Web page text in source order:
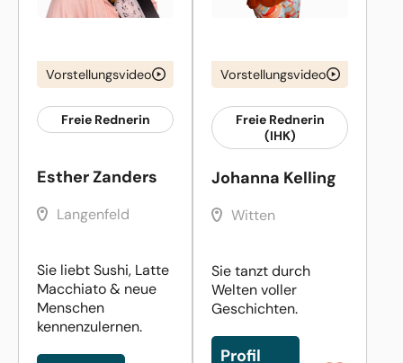
Vorstellungsvideo
Freie Rednerin
Esther Zanders
Langenfeld
Sie liebt Sushi, Latte
Macchiato & neue
Menschen
kennenzulernen.
Vorstellungsvideo
Freie Rednerin
(IHK)
Johanna Kelling
Witten
Sie tanzt durch
Welten voller
Geschichten.
Profil